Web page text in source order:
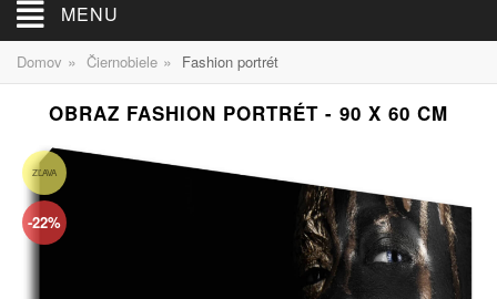
MENU
Domov » Čiernobiele » Fashion portrét
OBRAZ FASHION PORTRÉT - 90 X 60 CM
ZĽAVA
-22%